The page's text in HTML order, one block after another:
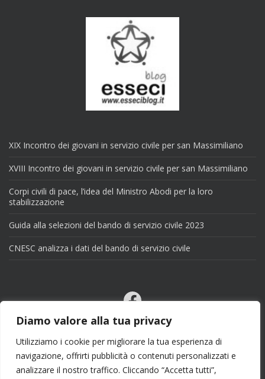
Diamo valore alla tua privacy
Utilizziamo i cookie per migliorare la tua esperienza di
navigazione, offrirti pubblicità o contenuti personalizzati e
analizzare il nostro traffico. Cliccando “Accetta tutti”,
XIX Incontro dei giovani in servizio civile per san Massimiliano
XVIII Incontro dei giovani in servizio civile per san Massimiliano
Corpi civili di pace, l’idea del Ministro Abodi per la loro
stabilizzazione
Guida alla selezioni del bando di servizio civile 2023
CNESC analizza i dati del bando di servizio civile
Facebook
Email
X